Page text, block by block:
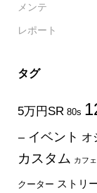
メンテ
レポート
タグ
5万円SR 80s
ー イベント オ
カスタム カフ
クーター ストリ